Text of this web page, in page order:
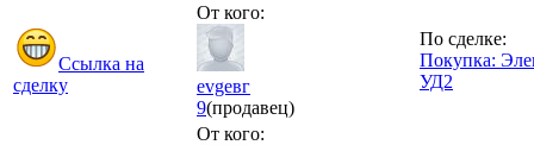
Ссылка на
сделку
От кого:
evgевг
9(продавец)
По сделке:
Покупка:
УД2
От кого: